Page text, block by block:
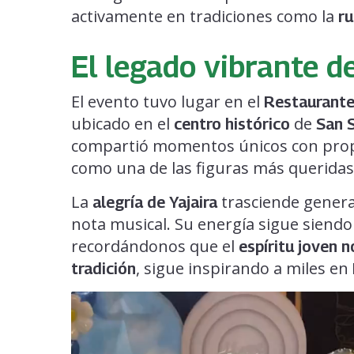
activamente en tradiciones como la
El legado vibrante
El evento tuvo lugar en el
ubicado en el centro histórico de San
compartió momentos únicos con
como una de las figuras más
La alegría de Yajairatrasciende
nota musical. Su energía sigue
recordándonos que el espíritu joven
tradición, sigue inspirando a miles en